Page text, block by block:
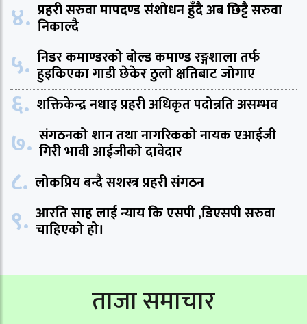
४. प्रहरी सरुवा मापदण्ड संशोधन हुँदै अब छिट्टै सरुवा
निकाल्दै
५. निडर कमाण्डरको बोल्ड कमाण्ड रङ्गशाला तर्फ
हुइकिएका गाडी छेकेर ठुलो क्षतिबाट जोगाए
६. शक्तिकेन्द्र नधाइ प्रहरी अधिकृत पदोन्नति असम्भव
७. संगठनको शान तथा नागरिकको नायक एआईजी
गिरी भावी आईजीको दावेदार
८. लोकप्रिय बन्दै सशस्त्र प्रहरी संगठन
९. आरति साह लाई न्याय कि एसपी ,डिएसपी सरुवा
चाहिएको हो।
ताजा समाचार